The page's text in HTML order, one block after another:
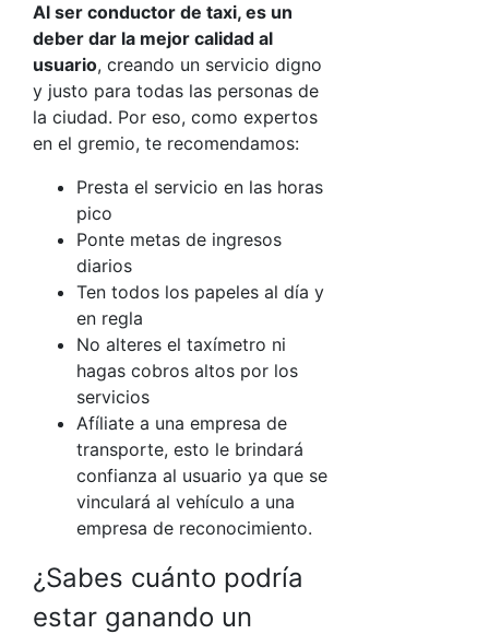
Al ser conductor de taxi, es un
deber dar la mejor calidad al
usuario, creando un servicio digno
y justo para todas las personas de
la ciudad. Por eso, como expertos
en el gremio, te recomendamos:
Presta el servicio en las horas
pico
Ponte metas de ingresos
diarios
Ten todos los papeles al día y
en regla
No alteres el taxímetro ni
hagas cobros altos por los
servicios
Afíliate a una empresa de
transporte, esto le brindará
confianza al usuario ya que se
vinculará al vehículo a una
empresa de reconocimiento.
¿Sabes cuánto podría
estar ganando un